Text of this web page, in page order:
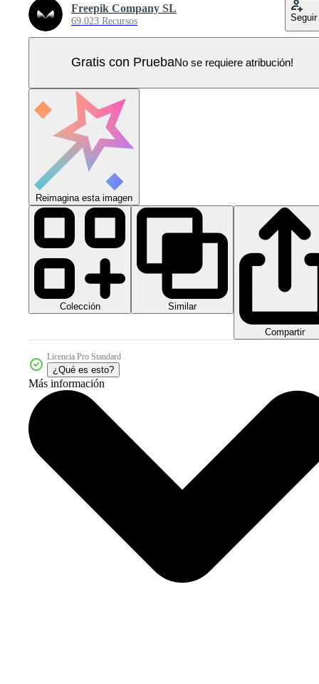
Freepik Company SL
69.023 Recursos Seguir
Gratis con PruebaNo se requiere atribución!
Reimagina esta imagen
Colección Similar
Compartir
Licencia Pro Standard
¿Qué es esto?
Más información